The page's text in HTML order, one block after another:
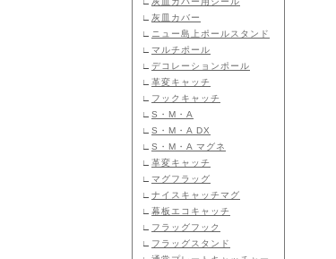
∟ 灰皿カバー
∟
ニュー島上ポールスタンド
∟ マルチポール
∟ デコレーションポール
∟ 革変キャッチ
∟ フックキャッチ
∟ S・M・A
∟ S・M・A DX
∟ S・M・A マグネ
∟ 革変キャッチ
∟ マグフラッグ
∟ ナイスキャッチマグ
∟ 幕板エコキャッチ
∟ フラッグフック
∟ フラッグスタンド